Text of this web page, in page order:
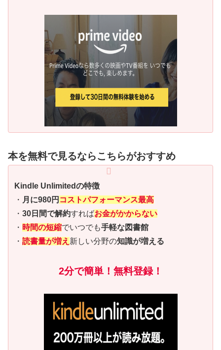
本を無料で見るならこちらがおすすめ
Kindle Unlimitedの特徴
・ 月に980円 コストパフォーマンス最高
・ 30日間で解約すればお金がかからない
・ 時間の短縮でいつでも手軽な図書館
・ 読書量が増え 新しい分野の知識が増える
2分で簡単！無料登録！